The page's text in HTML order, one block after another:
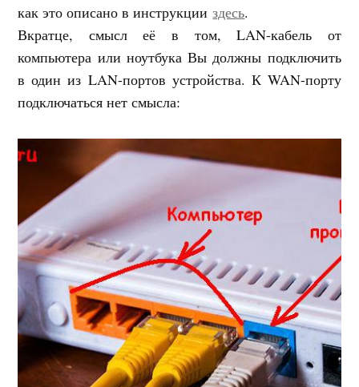
как это описано в инструкцииздесь.
Вкратце, смысл её в том, LAN-кабель от
компьютера или ноутбука Вы должны подключить
в один из LAN-портов устройства. К WAN-порту
подключаться нет смысла: